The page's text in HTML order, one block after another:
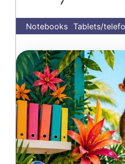
Notebooks Tablets/